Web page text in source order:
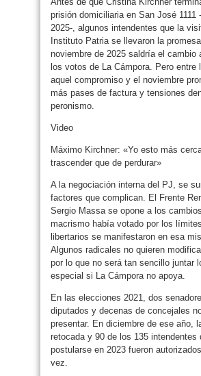
prisión domiciliaria en San José 1111
2025-, algunos intendentes que la
Instituto Patria se llevaron la
noviembre de 2025 saldría el cambio
los votos de La Cámpora. Pero entre
aquel compromiso y el noviembre
más pases de factura y tensiones
peronismo.
Video
Máximo Kirchner: «Yo esto más
trascender que de perdurar»
A la negociación interna del PJ, se
factores que complican. El Frente
Sergio Massa se opone a los
macrismo había votado por los
libertarios se manifestaron en esa
Algunos radicales no quieren
por lo que no será tan sencillo juntar
especial si La Cámpora no apoya.
En las elecciones 2021, dos
diputados y decenas de concejales
presentar. En diciembre de ese año,
retocada y 90 de los 135 intendentes
postularse en 2023 fueron
vez.